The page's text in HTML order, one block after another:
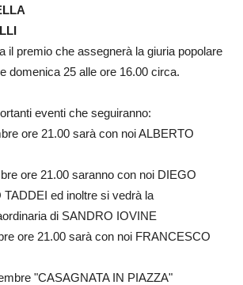
il premio che assegnerà la giuria popolare
domenica 25 alle ore 16.00 circa.
eventi che seguiranno:
ore 21.00 sarà con noi ALBERTO
ore 21.00 saranno con noi DIEGO
ed inoltre si vedrà la
di SANDRO IOVINE
ore 21.00 sarà con noi FRANCESCO
"CASAGNATA IN PIAZZA"